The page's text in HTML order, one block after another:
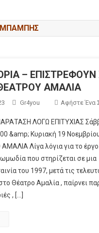
ΜΠΆΜΠΗΣ
–
ΑΜΑΛΙΑ
Gr4you Αφήστε Ένα
ΛΟΓΩ ΕΠΙΤΥΧΙΑΣ
&amp; Κυριακή 19
Λίγα λόγια για το
που στηρίζεται σε μια
του 1997, μετά τις
Θέατρο Αμαλία , παίρνει
, […]